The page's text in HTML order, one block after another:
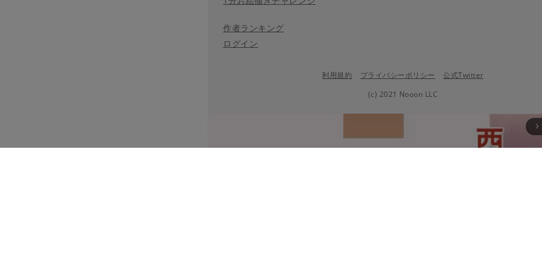
作者ランキング
ログイン
利用規約 プライバシーポリシー
公式Twitter
(c) 2021 Nooon LLC
arrow_forward_ios